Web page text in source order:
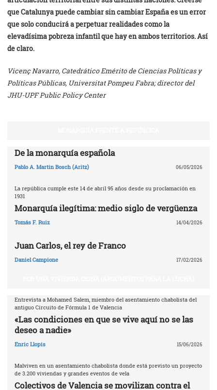
que Catalunya puede cambiar sin cambiar España es un error
que solo conducirá a perpetuar realidades como la
elevadísima pobreza infantil que hay en ambos territorios. Así
de claro.
Vicenç Navarro, Catedrático Emérito de Ciencias Políticas y
Políticas Públicas, Universitat Pompeu Fabra; director del
JHU-UPF Public Policy Center
De la monarquía española
Pablo A. Martin Bosch (Aritz) 06/05/2026
La república cumple este 14 de abril 95 años desde su proclamación en
1931
Monarquía ilegítima: medio siglo de vergüenza
Tomás F. Ruiz 14/04/2026
Juan Carlos, el rey de Franco
Daniel Campione 17/02/2026
Entrevista a Mohamed Salem, miembro del asentamiento chabolista del
antiguo Circuito de Fórmula 1 de Valencia
«Las condiciones en que se vive aquí no se las
deseo a nadie»
Enric Llopis 15/06/2026
Malviven en un asentamiento chabolista donde está previsto un proyecto
de 3.200 viviendas y grandes eventos de vela
Colectivos de Valencia se movilizan contra el